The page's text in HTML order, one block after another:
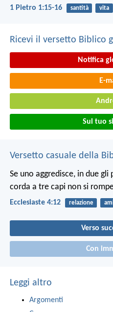
1 Pietro 1:15-16 santità vita
Ricevi il versetto Biblico
Notifica
E-
Sul tuo
Versetto casuale della
Se uno aggredisce, in due
corda a tre capi non si
Ecclesiaste 4:12 relazione
Verso
Con
Leggi altro
Argomenti